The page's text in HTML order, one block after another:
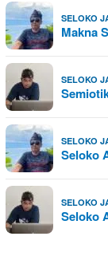
SELOKO
Makna
SELOKO
SELOKO
Seloko
SELOKO
Seloko